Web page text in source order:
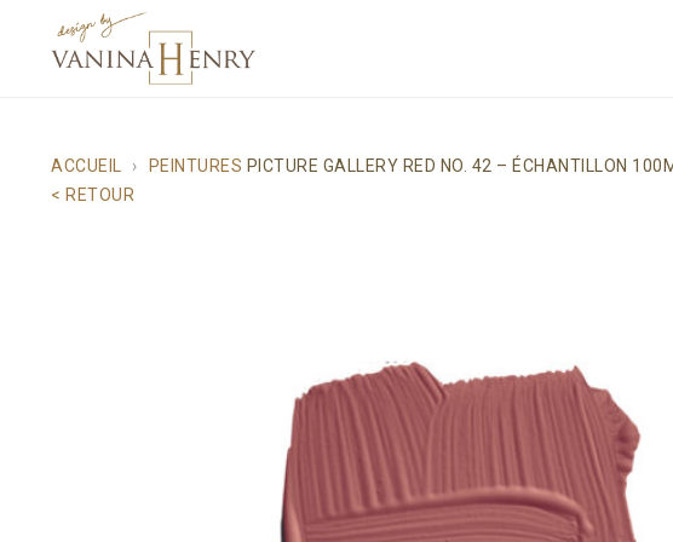
ACCUEIL PEINTURES PICTURE GALLERY RED NO. 42 – ÉCHANTILLON
< RETOUR